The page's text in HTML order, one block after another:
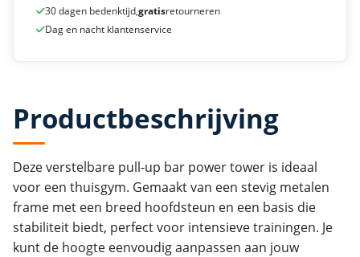
30 dagen bedenktijd,gratisretourneren
Dag en nacht klantenservice
Productbeschrijving
Deze verstelbare pull-up bar power tower is ideaal
voor een thuisgym. Gemaakt van een stevig metalen
frame met een breed hoofdsteun en een basis die
stabiliteit biedt, perfect voor intensieve trainingen. Je
kunt de hoogte eenvoudig aanpassen aan jouw